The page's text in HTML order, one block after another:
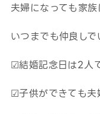
夫婦になっても家族
いつまでも仲良しで
☑結婚記念日は2人
☑子供ができても夫